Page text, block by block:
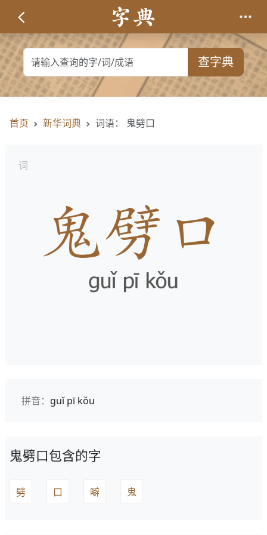
查字典
首页 新华词典 词语： 鬼劈口
词
拼音： guǐ pī kǒu
鬼劈口包含的字
劈 口 噼 鬼